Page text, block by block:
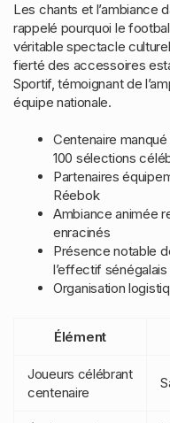
Les chants et l’ambiance
rappelé pourquoi le
véritable spectacle
fierté des accessoires
Sportif, témoignant de
équipe nationale.
Centenaire
100 sélections
Partenaires
Réebok
Ambiance animée
enracinés
Présence notable
l’effectif sénégalais
Organisation
Élément
Joueurs célébrant
centenaire